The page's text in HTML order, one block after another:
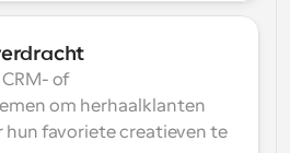
of
om herhaalklanten
hun favoriete creatieven te